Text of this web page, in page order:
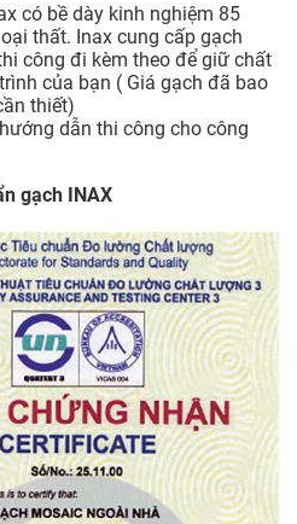
có bề dày kinh nghiệm 85
thất. Inax cung cấp gạch
công đi kèm theo để giữ chất
của bạn ( Giá gạch đã bao
thiết)
dẫn thi công cho công
gạch INAX